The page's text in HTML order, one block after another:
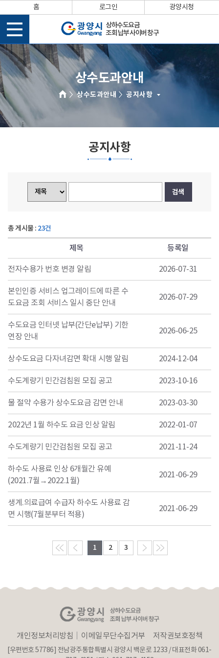
홈 로그인 광양시청
상하수도요금
조회 납부 사이버 창구
상수도과안내
상수도과안내 공지사항
공지사항
검색
총 게시물 : 23건
제목 등록일
전자수용가 번호 변경 알림 2026-07-31
본인인증 서비스 업그레이드에 따른 수
도요금 조회 서비스 일시 중단 안내
2026-07-29
수도요금 인터넷 납부(간단e납부) 기한
연장 안내
2026-06-25
상수도요금 다자녀감면 확대 시행 알림 2024-12-04
수도계량기 민간검침원 모집 공고 2023-10-16
물 절약 수용가 상수도요금 감면 안내 2023-03-30
2022년 1월 하수도 요금 인상 알림 2022-01-07
수도계량기 민간검침원 모집 공고 2021-11-24
하수도 사용료 인상 6개월간 유예
(2021.7월→2022.1월)
2021-06-29
생계.의료급여 수급자 하수도 사용료 감
면 시행(7월분부터 적용)
2021-06-29
1 2 3
개인정보처리방침 이메일무단수집거부 저작권보호정책
[우편번호 57786] 전남광주통합특별시 광양시 백운로 1233 / 대표전화 061-